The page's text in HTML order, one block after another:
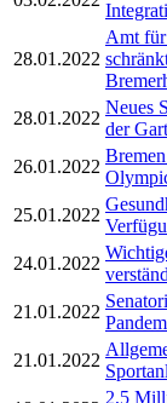
28.01.2022
Amt
28.01.2022
Neues
der
26.01.2022
25.01.2022
24.01.2022
21.01.2022
21.01.2022
2,5